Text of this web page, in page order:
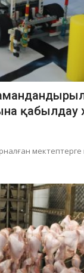
қабылдау
мектептерге